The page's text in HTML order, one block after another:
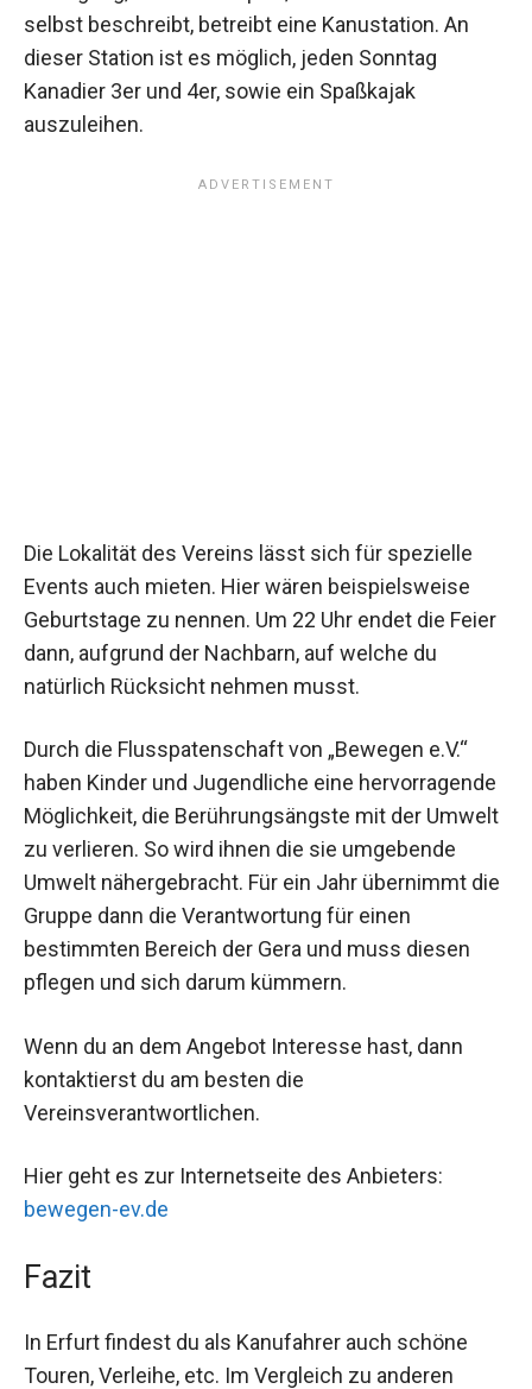
selbst beschreibt, betreibt eine Kanustation. An
dieser Station ist es möglich, jeden Sonntag
Kanadier 3er und 4er, sowie ein Spaßkajak
auszuleihen.
Die Lokalität des Vereins lässt sich für spezielle
Events auch mieten. Hier wären beispielsweise
Geburtstage zu nennen. Um 22 Uhr endet die Feier
dann, aufgrund der Nachbarn, auf welche du
natürlich Rücksicht nehmen musst.
Durch die Flusspatenschaft von „Bewegen e.V.“
haben Kinder und Jugendliche eine hervorragende
Möglichkeit, die Berührungsängste mit der Umwelt
zu verlieren. So wird ihnen die sie umgebende
Umwelt nähergebracht. Für ein Jahr übernimmt die
Gruppe dann die Verantwortung für einen
bestimmten Bereich der Gera und muss diesen
pflegen und sich darum kümmern.
Wenn du an dem Angebot Interesse hast, dann
kontaktierst du am besten die
Vereinsverantwortlichen.
Hier geht es zur Internetseite des Anbieters:
bewegen-ev.de
Fazit
In Erfurt findest du als Kanufahrer auch schöne
Touren, Verleihe, etc. Im Vergleich zu anderen